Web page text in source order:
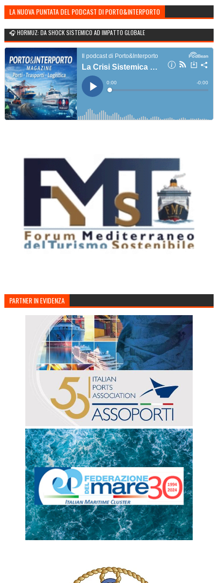
LA NUOVA PUNTATA DEL PODCAST DI PORTO&INTERPORTO
🎧 HORMUZ: DA SHOCK SISTEMICO AD IMPATTO GLOBALE
PARTNER IN EVIDENZA